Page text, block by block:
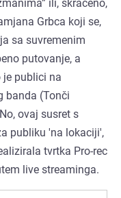
ili, skraćeno,
Grbca koji se,
sa suvremenim
putovanje, a
publici na
banda (Tonči
ovaj susret s
publiku 'na lokaciji',
tvrtka Pro-rec
live streaminga.